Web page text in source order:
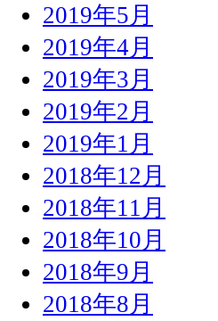
2019年5月
2019年4月
2019年3月
2019年2月
2019年1月
2018年12月
2018年11月
2018年10月
2018年9月
2018年8月